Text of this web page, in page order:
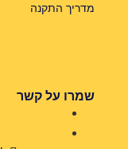
מדריך התקנה
שמרו על קשר